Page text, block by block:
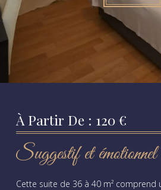
À Partir De : 120 €
Suggestif et émotionnel
Cette suite de 36 à 40 m² comprend